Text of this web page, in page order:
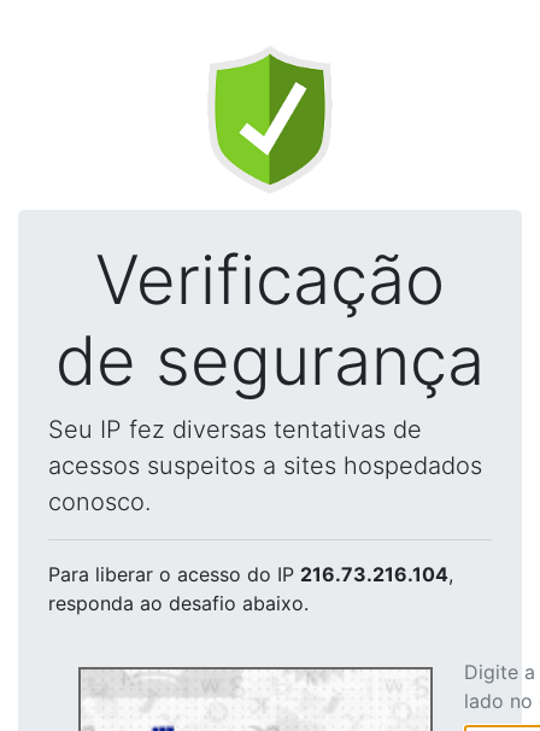
Verificação
de segurança
Seu IP fez diversas tentativas de
acessos suspeitos a sites hospedados
conosco.
Para liberar o acesso do IP 216.73.216.104,
responda ao desafio abaixo.
Digite
lado no